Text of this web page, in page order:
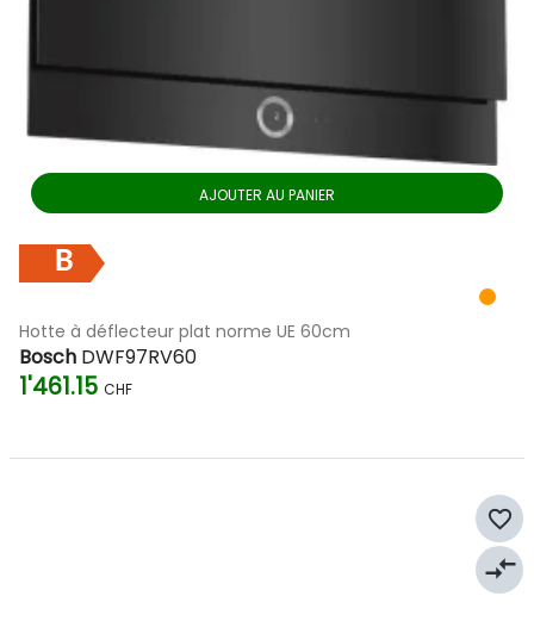
AJOUTER AU PANIER
B
Hotte à déflecteur plat norme UE 60cm
Bosch DWF97RV60
1'461.15 CHF
favorite_border
compare_arrows